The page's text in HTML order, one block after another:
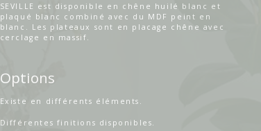
SEVILLE est disponible en chêne huilé blanc et
plaqué blanc combiné avec du MDF peint en
blanc. Les plateaux sont en placage chêne avec
cerclage en massif.
Options
Existe en différents éléments.
Différentes finitions disponibles.